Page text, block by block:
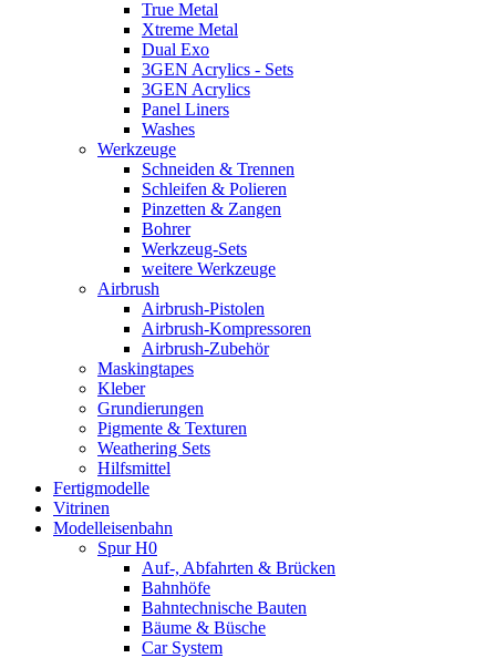
True Metal
Xtreme Metal
Dual Exo
3GEN Acrylics - Sets
3GEN Acrylics
Panel Liners
Washes
Werkzeuge
Schneiden & Trennen
Schleifen & Polieren
Pinzetten & Zangen
Bohrer
Werkzeug-Sets
weitere Werkzeuge
Airbrush
Airbrush-Pistolen
Airbrush-Kompressoren
Airbrush-Zubehör
Maskingtapes
Kleber
Grundierungen
Pigmente & Texturen
Weathering Sets
Hilfsmittel
Fertigmodelle
Vitrinen
Modelleisenbahn
Spur H0
Auf-, Abfahrten & Brücken
Bahnhöfe
Bahntechnische Bauten
Bäume & Büsche
Car System